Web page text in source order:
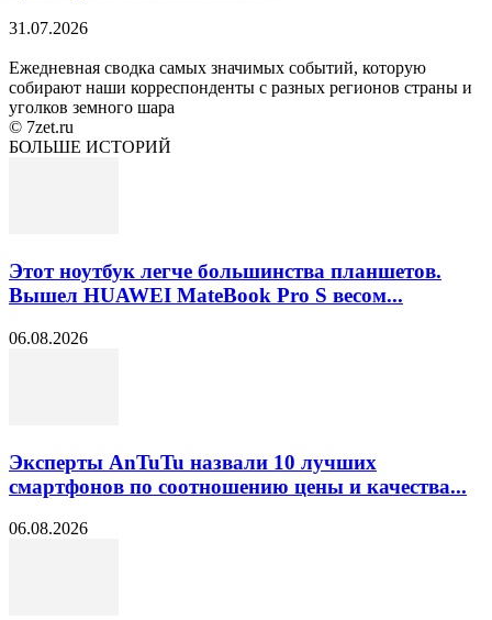
31.07.2026
Ежедневная сводка самых значимых событий, которую
собирают наши корреспонденты с разных регионов страны и
уголков земного шара
© 7zet.ru
БОЛЬШЕ ИСТОРИЙ
Этот ноутбук легче большинства планшетов.
Вышел HUAWEI MateBook Pro S весом...
06.08.2026
Эксперты AnTuTu назвали 10 лучших
смартфонов по соотношению цены и качества...
06.08.2026